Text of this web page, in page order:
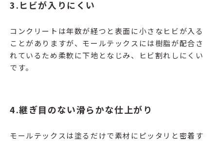
3.ヒビが入りにくい
コンクリートは年数が経つと表面に小さなヒビが入る
ことがありますが、モールテックスには樹脂が配合さ
れているため柔軟に下地となじみ、ヒビ割れしにくい
です。
4.継ぎ目のない滑らかな仕上がり
モールテックスは塗るだけで素材にピッタリと密着す